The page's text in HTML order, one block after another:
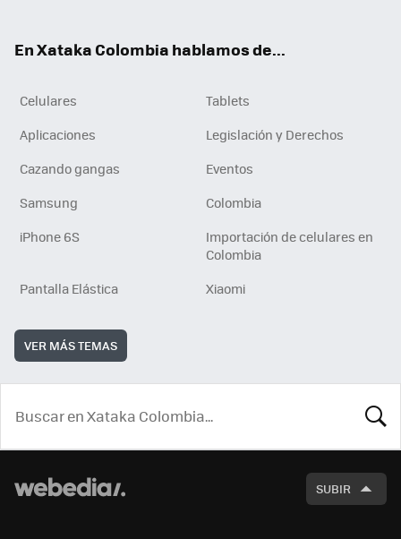
En Xataka Colombia hablamos de...
Celulares
Tablets
Aplicaciones
Legislación y Derechos
Cazando gangas
Eventos
Samsung
Colombia
iPhone 6S
Importación de celulares en
Colombia
Pantalla Elástica
Xiaomi
VER MÁS TEMAS
SUBIR